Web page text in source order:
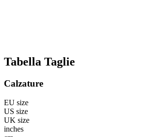
Tabella Taglie
Calzature
EU size
US size
UK size
inches